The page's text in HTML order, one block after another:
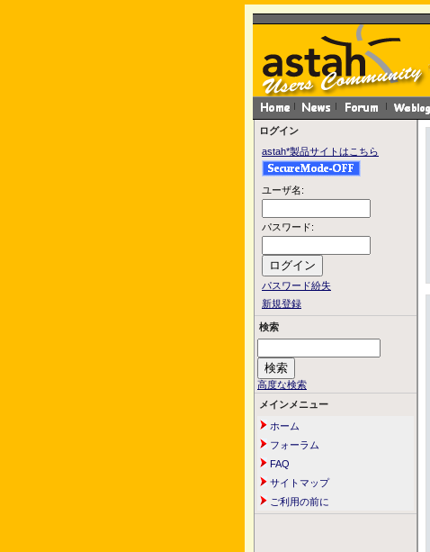
ログイン
astah*製品サイトはこちら
ユーザ名:
パスワード:
パスワード紛失
新規登録
検索
高度な検索
メインメニュー
ホーム
フォーラム
FAQ
サイトマップ
ご利用の前に